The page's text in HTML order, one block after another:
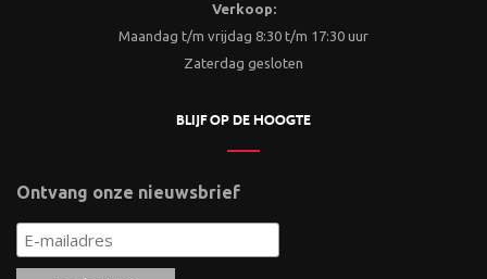
Verkoop:
Maandag t/m vrijdag 8:30 t/m 17:30 uur
Zaterdag gesloten
BLIJF OP DE HOOGTE
Ontvang onze nieuwsbrief